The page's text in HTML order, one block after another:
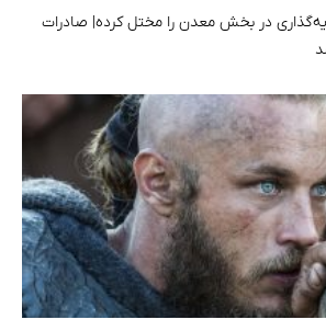
در بخش معدن را مختل کرده| صادرات